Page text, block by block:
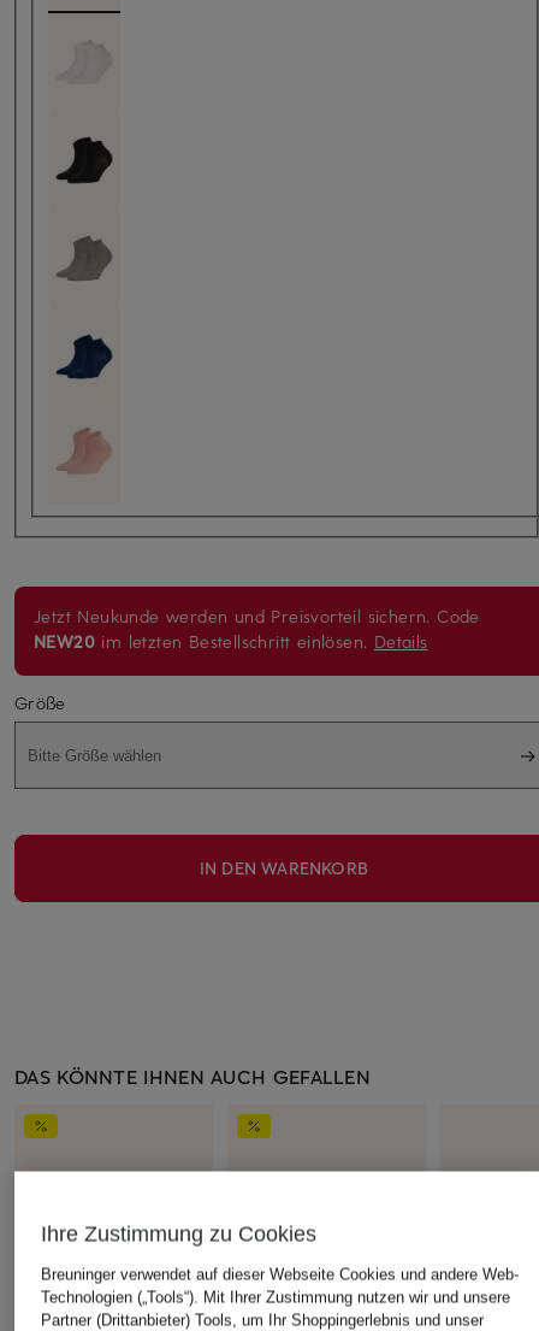
Jetzt Neukunde werden und Preisvorteil sichern. Code
NEW20 im letzten Bestellschritt einlösen. Details
Größe
Bitte Größe wählen
IN DEN WARENKORB
DAS KÖNNTE IHNEN AUCH GEFALLEN
Ihre Zustimmung zu Cookies
Breuninger verwendet auf dieser Webseite Cookies und andere Web-
Technologien („Tools“). Mit Ihrer Zustimmung nutzen wir und unsere
Partner (Drittanbieter) Tools, um Ihr Shoppingerlebnis und unser